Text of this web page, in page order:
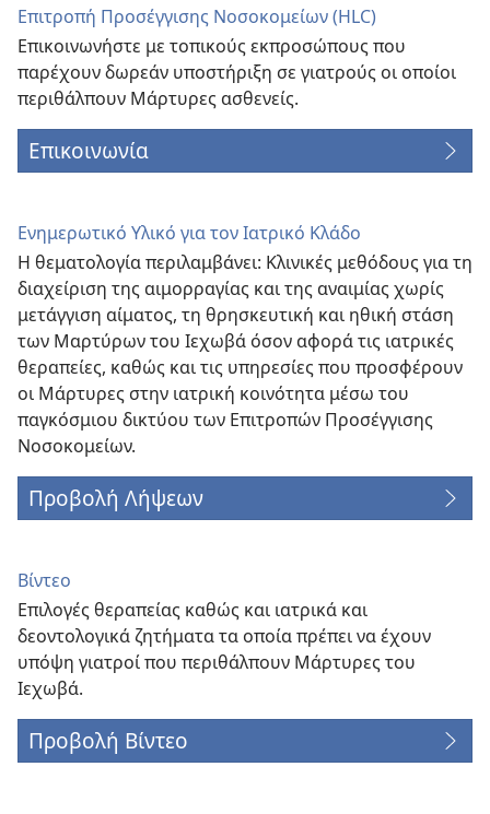
Επιτροπή Προσέγγισης Νοσοκομείων (HLC)
Επικοινωνήστε με τοπικούς εκπροσώπους που
παρέχουν δωρεάν υποστήριξη σε γιατρούς οι οποίοι
περιθάλπουν Μάρτυρες ασθενείς.
Επικοινωνία
Ενημερωτικό Υλικό για τον Ιατρικό Κλάδο
Η θεματολογία περιλαμβάνει: Κλινικές μεθόδους για τη
διαχείριση της αιμορραγίας και της αναιμίας χωρίς
μετάγγιση αίματος, τη θρησκευτική και ηθική στάση
των Μαρτύρων του Ιεχωβά όσον αφορά τις ιατρικές
θεραπείες, καθώς και τις υπηρεσίες που προσφέρουν
οι Μάρτυρες στην ιατρική κοινότητα μέσω του
παγκόσμιου δικτύου των Επιτροπών Προσέγγισης
Νοσοκομείων.
Προβολή Λήψεων
Βίντεο
Επιλογές θεραπείας καθώς και ιατρικά και
δεοντολογικά ζητήματα τα οποία πρέπει να έχουν
υπόψη γιατροί που περιθάλπουν Μάρτυρες του
Ιεχωβά.
Προβολή Βίντεο